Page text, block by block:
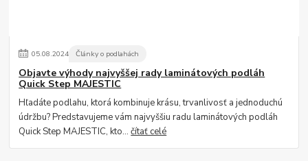
05.08.2024 Články o podlahách
Objavte výhody najvyššej rady laminátových podláh
Quick Step MAJESTIC
Hľadáte podlahu, ktorá kombinuje krásu, trvanlivosť a jednoduchú
údržbu? Predstavujeme vám najvyššiu radu laminátových podláh
Quick Step MAJESTIC, kto...čítať celé